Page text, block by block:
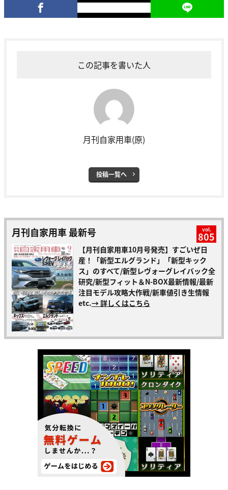
この記事を書いた人
月刊自家用車(原)
投稿一覧へ
月刊自家用車 最新号 vol.
805
【月刊自家用車10月号発売】すごいぜ日
産！「新型エルグランド」「新型キック
ス」のすべて/新型レヴォーグレイバック全
研究/新型フィット＆N-BOX最新情報/最新
注目モデル攻略大作戦/新車値引き生情報
etc.→ 詳しくはこちら